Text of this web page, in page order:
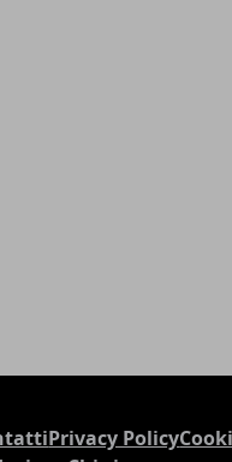
Privacy Policy